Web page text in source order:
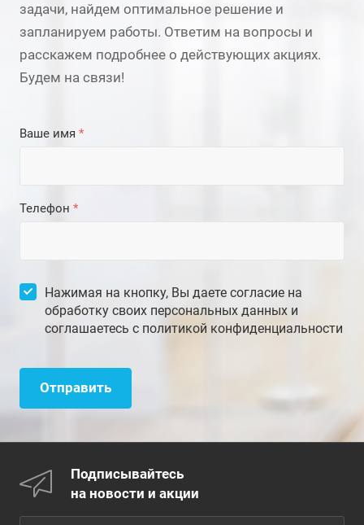
задачи, найдем оптимальное решение и
запланируем работы. Ответим на вопросы и
расскажем подробнее о действующих акциях.
Будем на связи!
Ваше имя *
Телефон *
Нажимая на кнопку, Вы даете согласие на
обработку своих персональных данных и
соглашаетесь с политикой конфиденциальности
Отправить
Подписывайтесь
на новости и акции